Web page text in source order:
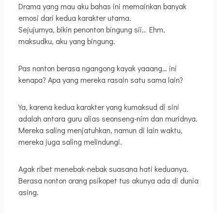
Drama yang mau aku bahas ini memainkan banyak
emosi dari kedua karakter utama.
Sejujurnya, bikin penonton bingung sii.. Ehm,
maksudku, aku yang bingung.
Pas nonton berasa ngangong kayak yaaang… ini
kenapa? Apa yang mereka rasain satu sama lain?
Ya, karena kedua karakter yang kumaksud di sini
adalah antara guru alias seonseng-nim dan muridnya.
Mereka saling menjatuhkan, namun di lain waktu,
mereka juga saling melindungi.
Agak ribet menebak-nebak suasana hati keduanya.
Berasa nonton orang psikopet tus akunya ada di dunia
asing.